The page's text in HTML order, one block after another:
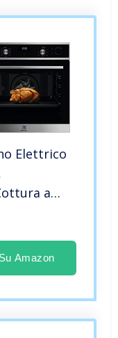
Elettrico
a
Amazon